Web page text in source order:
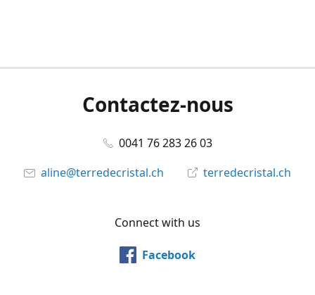
Contactez-nous
0041 76 283 26 03
aline@terredecristal.ch
terredecristal.ch
Connect with us
Facebook